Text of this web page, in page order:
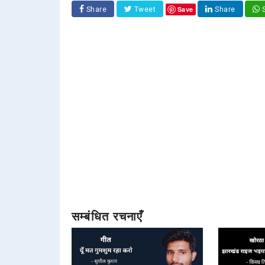
Share Tweet Save Share
सम्बंधित रचनाएँ